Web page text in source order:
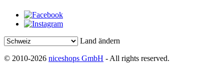
Land ändern
© 2010-2026 niceshops GmbH - All rights reserved.